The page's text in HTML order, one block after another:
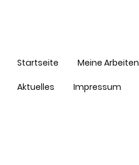
Startseite Meine Arbeiten
Aktuelles Impressum